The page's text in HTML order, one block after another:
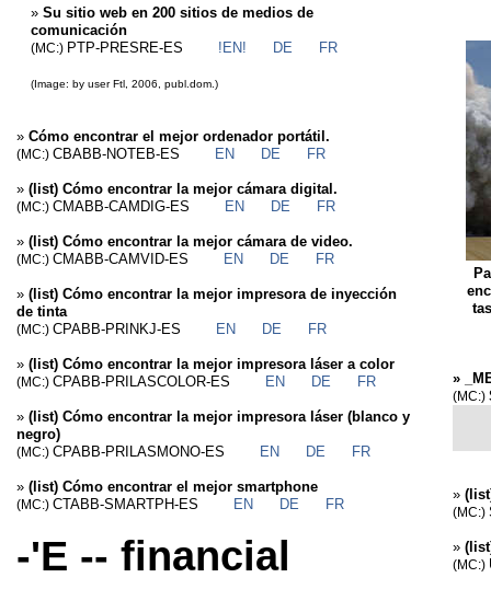
» Su sitio web en 200 sitios de medios de
comunicación
(MC:) PTP-PRESRE-ES !EN! DE FR
(Image: by user Ftl, 2006, publ.dom.)
» Cómo encontrar el mejor ordenador portátil.
(MC:) CBABB-NOTEB-ES EN DE FR
» (list) Cómo encontrar la mejor cámara digital.
(MC:) CMABB-CAMDIG-ES EN DE FR
» (list) Cómo encontrar la mejor cámara de video.
(MC:) CMABB-CAMVID-ES EN DE FR
» (list) Cómo encontrar la mejor impresora de inyección
de tinta
(MC:) CPABB-PRINKJ-ES EN DE FR
» (list) Cómo encontrar la mejor impresora láser a color
(MC:) CPABB-PRILASCOLOR-ES EN DE FR
» (list) Cómo encontrar la mejor impresora láser (blanco y
negro)
(MC:) CPABB-PRILASMONO-ES EN DE FR
» (list) Cómo encontrar el mejor smartphone
(MC:) CTABB-SMARTPH-ES EN DE FR
-'E -- financial
»
(MC:)
»
(MC:)
»
(MC:)